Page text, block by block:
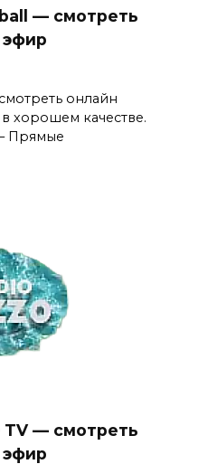
— смотреть
онлайн
хорошем качестве.
Прямые
TV — смотреть